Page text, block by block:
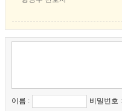
이름 : 비밀번호 :